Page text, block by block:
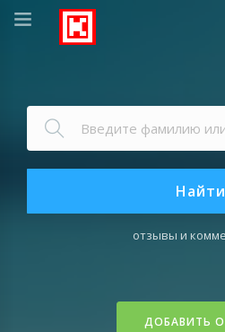
Найти
отзывы и
ДОБАВИТЬ